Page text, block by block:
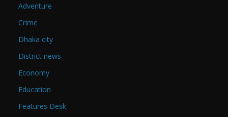
Adventure
Crime
Dhaka city
District news
Economy
Education
Features Desk